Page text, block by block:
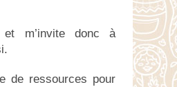
et m’invite donc à
de ressources pour